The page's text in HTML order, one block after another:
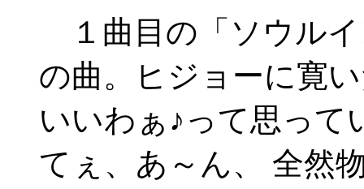
１曲目の「ソウル
の曲。ヒジョーに寛
いいわぁ♪って思って
てぇ、あ～ん、 全然